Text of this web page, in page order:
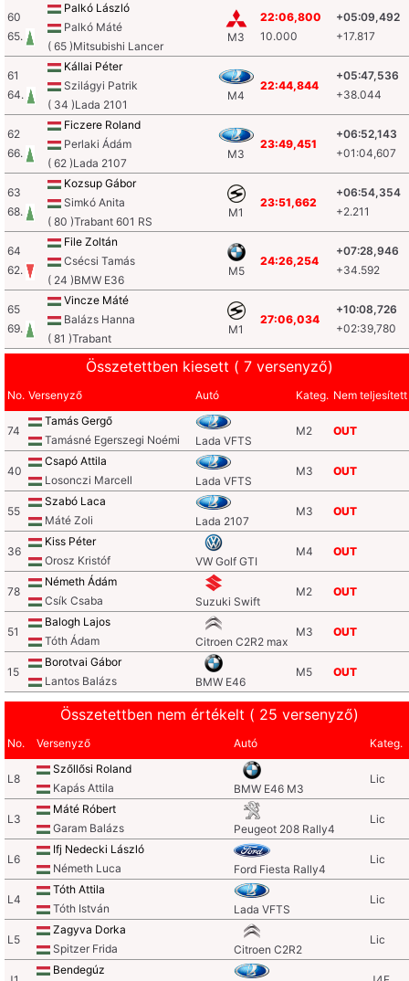
60
65.
Palkó László
Palkó Máté
( 65 )Mitsubishi Lancer
M3
22:06,800
10.000
+05:09,492
+17.817
61
64.
Kállai Péter
Szilágyi Patrik
( 34 )Lada 2101
M4
22:44,844
+05:47,536
+38.044
62
66.
Ficzere Roland
Perlaki Ádám
( 62 )Lada 2107
M3
23:49,451
+06:52,143
+01:04,607
63
68.
Kozsup Gábor
Simkó Anita
( 80 )Trabant 601 RS
M1
23:51,662
+06:54,354
+2.211
64
62.
File Zoltán
Csécsi Tamás
( 24 )BMW E36
M5
24:26,254
+07:28,946
+34.592
65
69.
Vincze Máté
Balázs Hanna
( 81 )Trabant
M1
27:06,034
+10:08,726
+02:39,780
Összetettben kiesett ( 7 versenyző)
No. Versenyző Autó Kateg. Nem teljesített
74
Tamás Gergő
Tamásné Egerszegi Noémi
Lada VFTS
M2 OUT
40
Csapó Attila
Losonczi Marcell
Lada VFTS
M3 OUT
55
Szabó Laca
Máté Zoli
Lada 2107
M3 OUT
36
Kiss Péter
Orosz Kristóf
VW Golf GTI
M4 OUT
78
Németh Ádám
Csík Csaba
Suzuki Swift
M2 OUT
51
Balogh Lajos
Tóth Ádam
Citroen C2R2 max
M3 OUT
15
Borotvai Gábor
Lantos Balázs
BMW E46
M5 OUT
Összetettben nem értékelt ( 25 versenyző)
No. Versenyző Autó Kateg.
L8
Szőllősi Roland
Kapás Attila
BMW E46 M3
Lic
L3
Máté Róbert
Garam Balázs
Peugeot 208 Rally4
Lic
L6
Ifj Nedecki László
Németh Luca
Ford Fiesta Rally4
Lic
L4
Tóth Attila
Tóth István
Lada VFTS
Lic
L5
Zagyva Dorka
Spitzer Frida
Citroen C2R2
Lic
Bendegúz